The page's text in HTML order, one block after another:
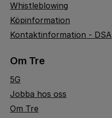
Whistleblowing
Köpinformation
Kontaktinformation - DSA
Om Tre
5G
Jobba hos oss
Om Tre